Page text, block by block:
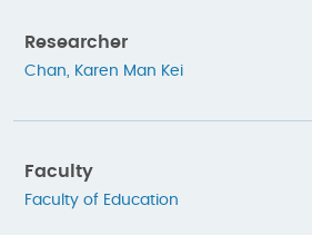
Researcher
Chan, Karen Man Kei
Faculty
Faculty of Education